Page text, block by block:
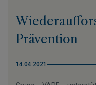
Prävention
14.04.2021